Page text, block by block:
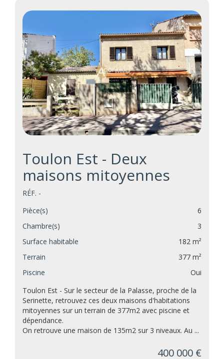
Toulon Est - Deux
maisons mitoyennes
RÉF. -
Pièce(s)
6
Chambre(s)
3
Surface habitable
182 m²
Terrain
377 m²
Piscine
Oui
Toulon Est - Sur le secteur de la Palasse, proche de la
Serinette, retrouvez ces deux maisons d'habitations
mitoyennes sur un terrain de 377m2 avec piscine et
dépendance.
On retrouve une maison de 135m2 sur 3 niveaux. Au ...
400 000 €